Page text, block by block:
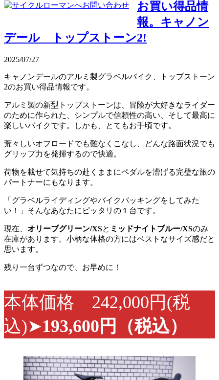
お買い得品情
報。キャノン
デール トップストーン2!
2025/07/27
キャノンデールのアルミ製グラベルバイク、トップストーン
2のお買い得品情報です。
アルミ製の新型トップストーンは、冒険が大好きなライダー
のために作られた、シンプルで信頼性の高い、そして最高に
楽しいバイクです。しかも、とてもお手頃です。
荒々しいオフロードでも難なくこなし、どんな路面状況でも
グリップ力を発揮するので快適。
荷物を載せて気持ちの赴くままにペダルを漕げる完璧な旅の
パートナーにもなります。
「グラベルライディングやバイクパッキングをしてみた
い！」そんなあなたにピッタリの１台です。
現在、 オリーブグリーン/XSと ミッドナイトブルー/XSのみ
在庫があります。小柄な体格の方にはベストなサイズ感だと
思います。
残り一台ずつなので、お早めに！
本体価格 242,000円(税
込)➤193,600円（税込）